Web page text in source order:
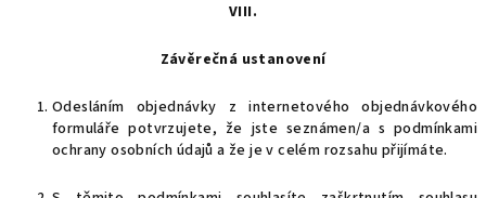
VIII.
Závěrečná ustanovení
Odesláním objednávky z internetového objednávkového
formuláře potvrzujete, že jste seznámen/a s podmínkami
ochrany osobních údajů a že je v celém rozsahu přijímáte.